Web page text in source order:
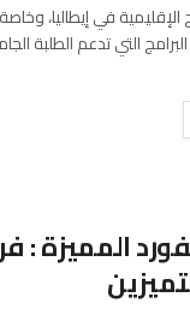
في إيطاليا،
التي تدعم الطلبة
المميزة :